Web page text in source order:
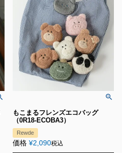
もこまるフレンズエコバッグ
（0R18-ECOBA3）
Rewde
価格 ¥2,090税込